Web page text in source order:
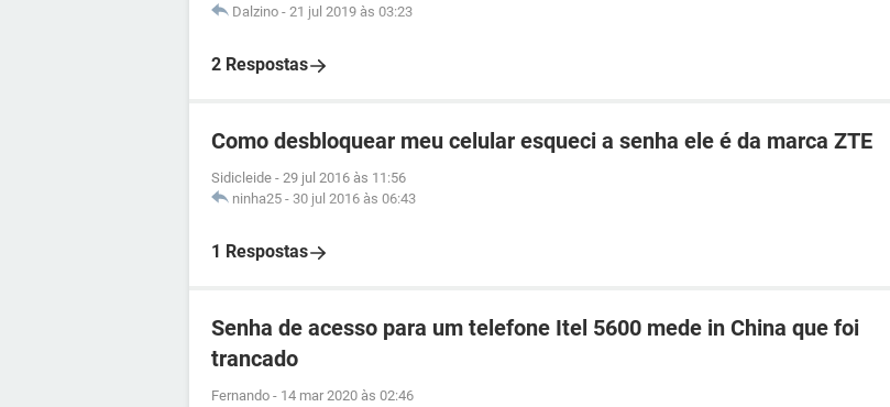
Dalzino - 21 jul 2019 às 03:23
2 Respostas
Como desbloquear meu celular esqueci a senha ele é da marca ZTE
Sidicleide - 29 jul 2016 às 11:56
ninha25 - 30 jul 2016 às 06:43
1 Respostas
Senha de acesso para um telefone Itel 5600 mede in China que foi
trancado
Fernando - 14 mar 2020 às 02:46